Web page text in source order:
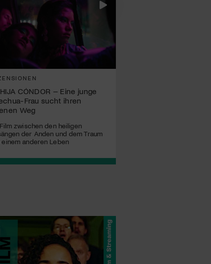
CÓNDOR – Eine junge
Frau sucht ihren
Weg
zwischen den heiligen
der Anden und dem Traum
einem anderen Leben